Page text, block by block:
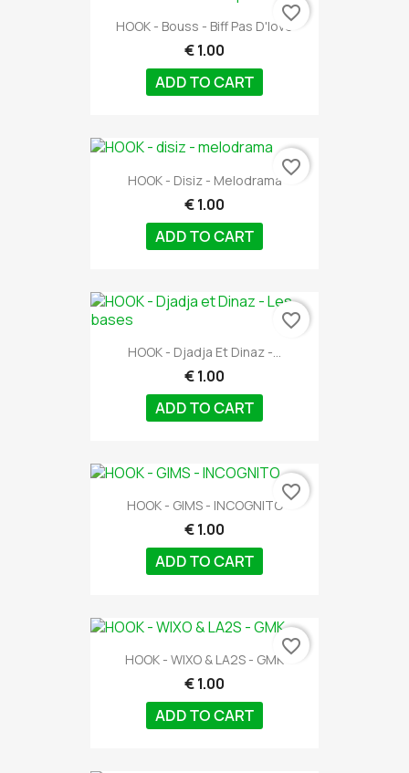
HOOK - Bouss - Biff Pas D'love
€ 1.00
ADD TO CART
favorite_border
HOOK - Disiz - Melodrama
€ 1.00
ADD TO CART
favorite_border
HOOK - Djadja Et Dinaz -...
€ 1.00
ADD TO CART
favorite_border
HOOK - GIMS - INCOGNITO
€ 1.00
ADD TO CART
favorite_border
HOOK - WIXO & LA2S - GMK
€ 1.00
ADD TO CART
favorite_border